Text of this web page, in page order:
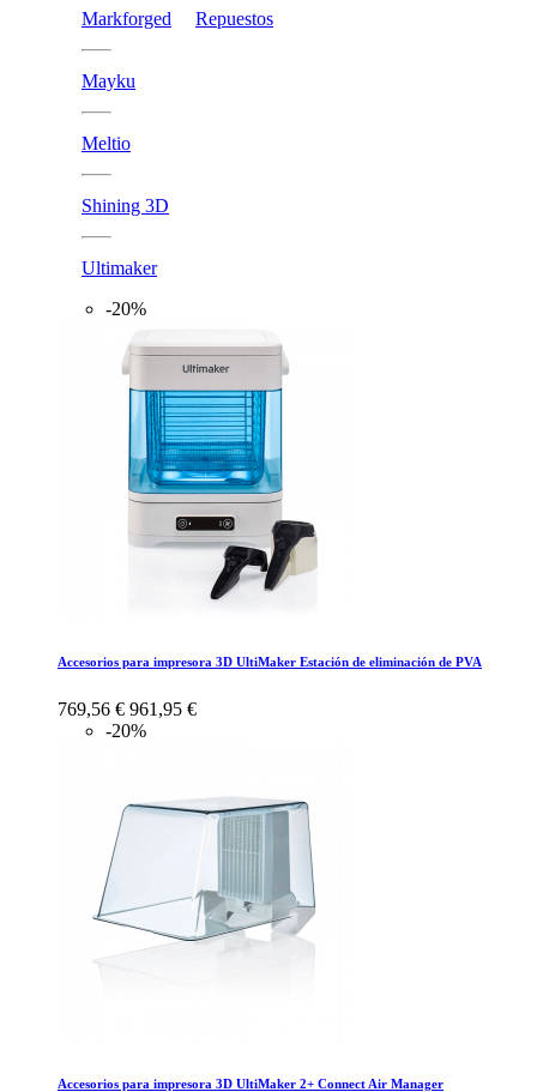
Markforged
Mayku
Meltio
Shining 3D
Ultimaker
Repuestos
-20%
Accesorios para impresora 3D UltiMaker Estación de eliminación de PVA
769,56 € 961,95 €
-20%
Accesorios para impresora 3D UltiMaker 2+ Connect Air Manager